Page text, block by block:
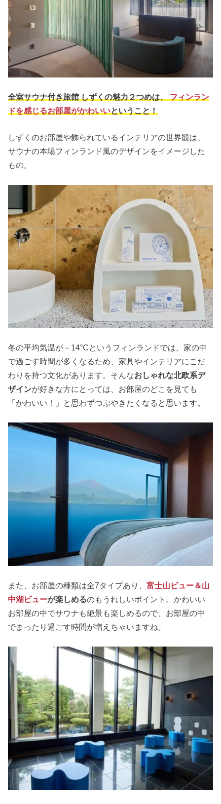
全室サウナ付き旅館 しずくの魅力２つめは、
フィンラン
ドを感じるお部屋がかわいいということ！
しずくのお部屋や飾られているインテリアの世界観は、
サウナの本場フィンランド風のデザインをイメージした
もの。
冬の平均気温が－14°Cというフィンランドでは、家の中
で過ごす時間が多くなるため、家具やインテリアにこだ
わりを持つ文化があります。そんなおしゃれな北欧系デ
ザインが好きな方にとっては、お部屋のどこを見ても
「かわいい！」と思わずつぶやきたくなると思います。
また、お部屋の種類は全7タイプあり、富士山ビュー＆山
中湖ビューが楽しめるのもうれしいポイント。かわいい
お部屋の中でサウナも絶景も楽しめるので、お部屋の中
でまったり過ごす時間が増えちゃいますね。